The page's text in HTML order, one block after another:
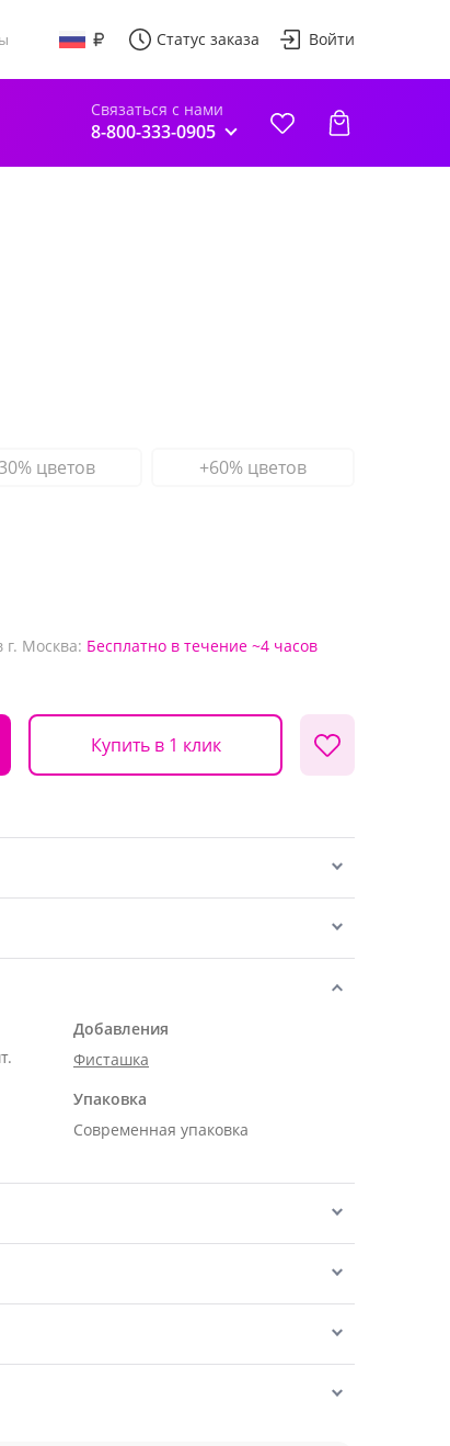
Статус заказа Войти
Связаться с нами
8-800-333-0905
цветов +60% цветов
Москва: Бесплатно в течение ~4 часов
Купить в 1 клик
Добавления
Фисташка
Упаковка
Современная упаковка